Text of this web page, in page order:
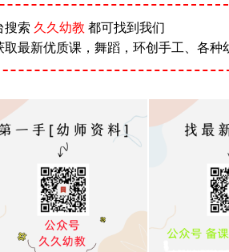
搜索 久久幼教 都可找到我们
最新优质课，舞蹈，环创手工、各